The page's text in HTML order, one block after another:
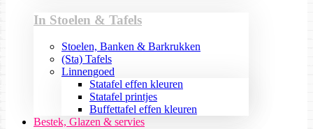
In Stoelen & Tafels
Stoelen, Banken & Barkrukken
(Sta) Tafels
Linnengoed
Statafel effen kleuren
Statafel printjes
Buffettafel effen kleuren
Bestek, Glazen & servies